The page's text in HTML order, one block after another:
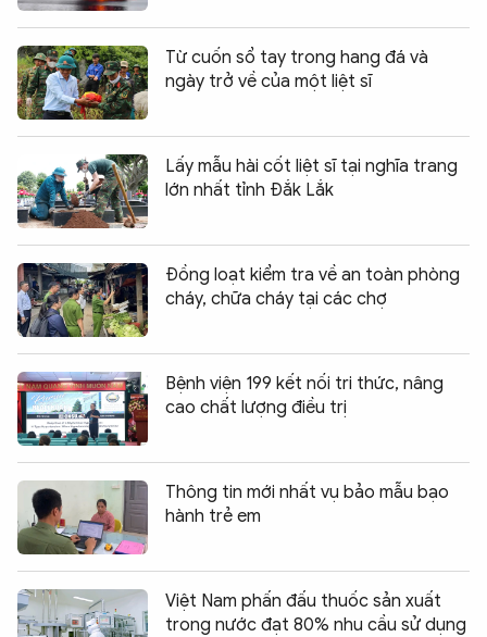
Từ cuốn sổ tay trong hang đá và
ngày trở về của một liệt sĩ
Lấy mẫu hài cốt liệt sĩ tại nghĩa trang
lớn nhất tỉnh Đắk Lắk
Đồng loạt kiểm tra về an toàn phòng
cháy, chữa cháy tại các chợ
Bệnh viện 199 kết nối tri thức, nâng
cao chất lượng điều trị
Thông tin mới nhất vụ bảo mẫu bạo
hành trẻ em
Việt Nam phấn đấu thuốc sản xuất
trong nước đạt 80% nhu cầu sử dụng